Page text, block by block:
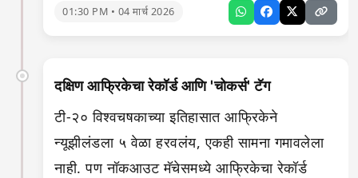
01:30 PM • 04 मार्च 2026
दक्षिण आफ्रिकेचा रेकॉर्ड आणि 'चोकर्स' टॅग
टी-२० विश्वचषकाच्या इतिहासात आफ्रिकेने
न्यूझीलंडला ५ वेळा हरवलंय, एकही सामना गमावलेला
नाही. पण नॉकआउट मॅचेसमध्ये आफ्रिकेचा रेकॉर्ड